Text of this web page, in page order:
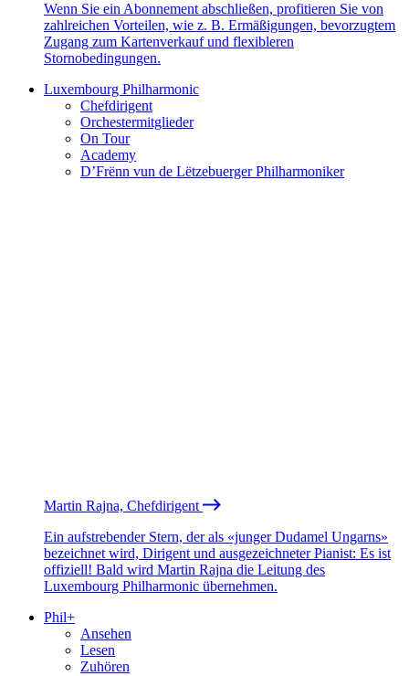
Wenn Sie ein Abonnement abschließen, profitieren Sie von
zahlreichen Vorteilen, wie z. B. Ermäßigungen, bevorzugtem
Zugang zum Kartenverkauf und flexibleren
Stornobedingungen.
Luxembourg Philharmonic
Chefdirigent
Orchestermitglieder
On Tour
Academy
D’Frënn vun de Lëtzebuerger Philharmoniker
Martin Rajna, Chefdirigent
Ein aufstrebender Stern, der als «junger Dudamel Ungarns»
bezeichnet wird, Dirigent und ausgezeichneter Pianist: Es ist
offiziell! Bald wird Martin Rajna die Leitung des
Luxembourg Philharmonic übernehmen.
Phil+
Ansehen
Lesen
Zuhören